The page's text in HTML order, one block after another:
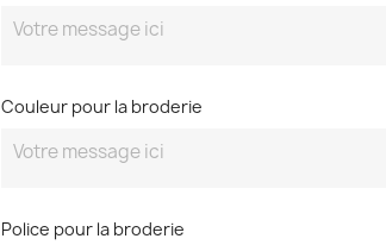
Couleur pour la broderie
Police pour la broderie